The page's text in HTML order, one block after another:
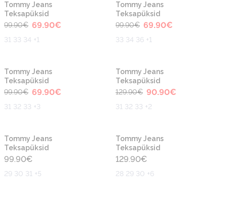
Tommy Jeans
Teksapüksid
99.90€ 69.90€
31 33 34 +1
Tommy Jeans
Teksapüksid
99.90€ 69.90€
33 34 36 +1
Tommy Jeans
Teksapüksid
99.90€ 69.90€
31 32 33 +3
Tommy Jeans
Teksapüksid
129.90€ 90.90€
31 32 33 +2
Tommy Jeans
Teksapüksid
99.90€
29 30 31 +5
Tommy Jeans
Teksapüksid
129.90€
28 29 30 +6